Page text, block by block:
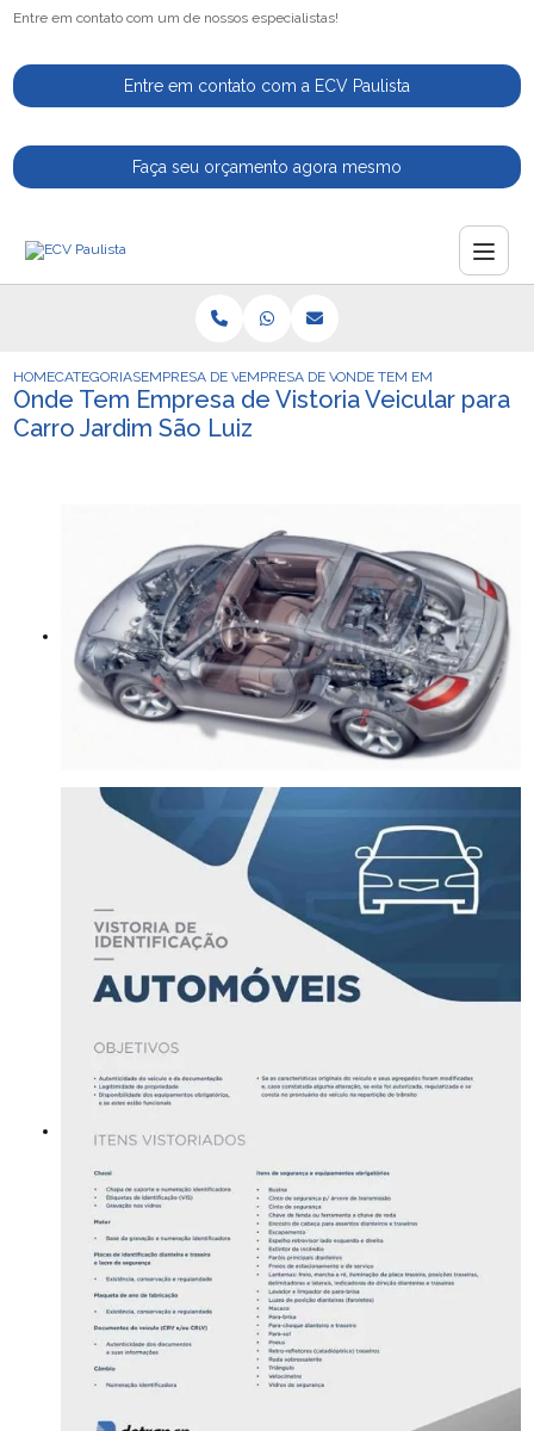
Entre em contato com um de nossos especialistas!
Entre em contato com a ECV Paulista
Faça seu orçamento agora mesmo
HOMECATEGORIASEMPRESA DE VISTORIA VEICULAR
EMPRESA DE VISTORIA VEICULAR DE MOTO
ONDE TEM EMPRESA DE
Onde Tem Empresa de Vistoria Veicular para
Carro Jardim São Luiz